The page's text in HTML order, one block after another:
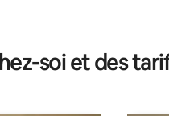
soi et des